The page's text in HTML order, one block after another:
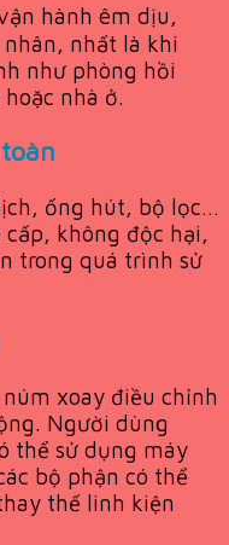
hành êm dịu,
nhất là khi
như phòng hồi
nhà ở.
ống hút, bộ lọc…
không độc hại,
trong quá trình sử
xoay điều chỉnh
Người dùng
thể sử dụng máy
bộ phận có thể
thế linh kiện